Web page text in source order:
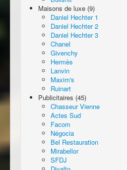
Maisons de luxe (9)
Daniel Hechter 1
Daniel Hechter 2
Daniel Hechter 3
Chanel
Givenchy
Hermès
Lanvin
Maxim's
Ruinart
Publicitaires (45)
Chasseur Vienne
Actes Sud
Facom
Négocia
Bel Restauration
Mirabellor
SFDJ